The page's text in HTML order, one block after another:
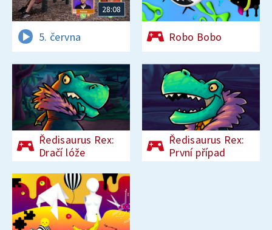
28:08
5. června Robo Bobo
Ředisaurus Rex:
Dračí lóže
Ředisaurus Rex:
První případ